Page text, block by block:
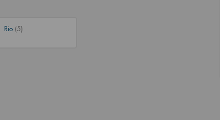
Rio (5)